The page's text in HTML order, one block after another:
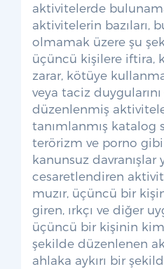
aktivitelerde
aktivitelerin bazıları,
olmamak üzere şu
üçüncü kişilere iftira,
zarar, kötüye
veya taciz
düzenlenmiş
tanımlanmış katalog
terörizm ve porno gibi
kanunsuz davranışlar
cesaretlendiren
muzır, üçüncü bir
giren, ırkçı ve diğer
üçüncü bir kişinin
şekilde düzenlenen
ahlaka aykırı bir